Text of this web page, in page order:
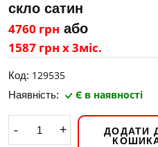
скло сатин
4760 грн або
1587 грн х 3міс.
Код: 129535
Наявність: Є в наявності
- +
ДОДАТИ